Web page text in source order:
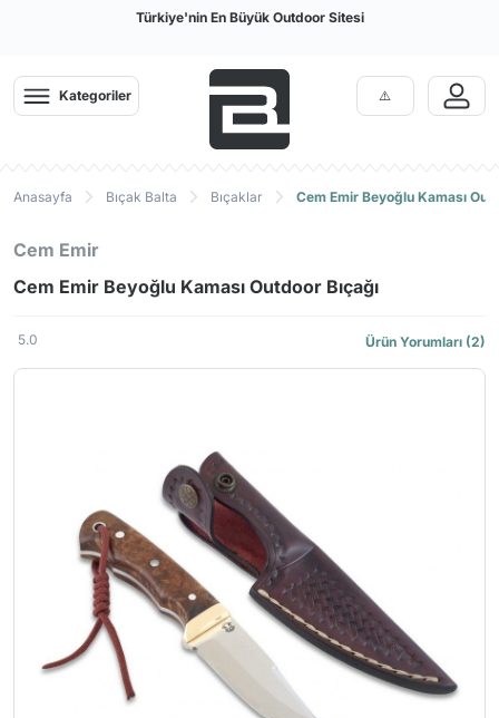
Türkiye'nin En Büyük Outdoor Sitesi
Kategoriler
Anasayfa Bıçak Balta Bıçaklar Cem Emir Beyoğlu Kaması
Cem Emir
Cem Emir Beyoğlu Kaması Outdoor Bıçağı
5.0 Ürün Yorumları (2)